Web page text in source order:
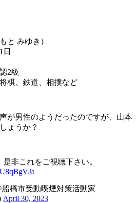
と みゆき）
日
2級
棋、鉄道、相撲など
が男性のようだったのですが、山本
ょうか？
非これをご視聴下さい。
橋市受動喫煙対策活動家
April 30, 2023